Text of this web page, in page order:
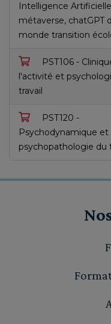
Intelligence
métaverse, chatGPT
monde transition
PST106 -
l'activité et
travail
PST120 -
Psychodynamique et
psychopathologie du